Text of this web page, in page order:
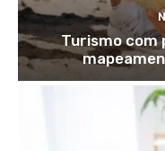
Turismo com